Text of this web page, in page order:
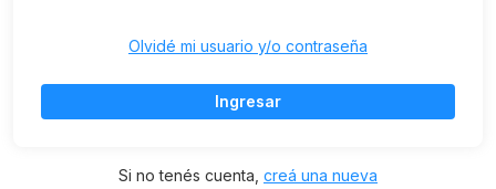
Olvidé mi usuario y/o contraseña
Ingresar
Si no tenés cuenta, creá una nueva